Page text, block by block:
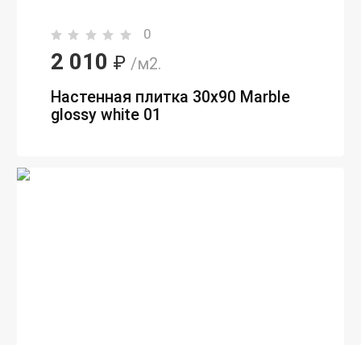
0
2 010 ₽ /м2.
Настенная плитка 30х90 Marble
glossy white 01